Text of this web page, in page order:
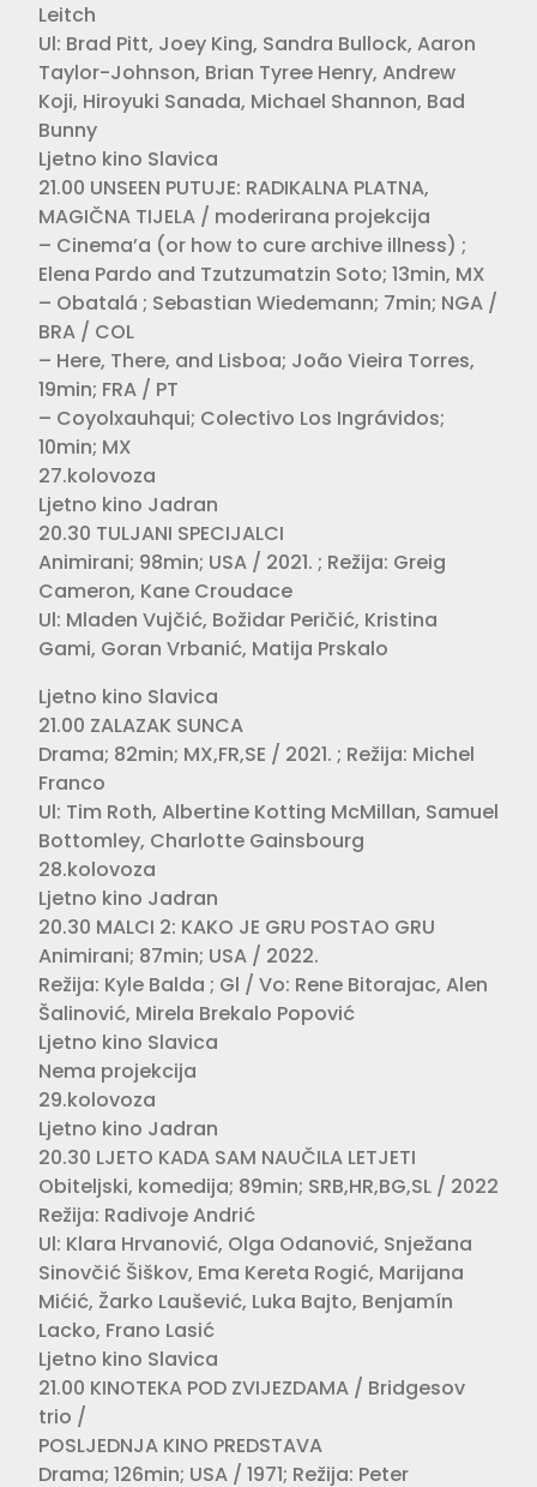
Leitch
Ul: Brad Pitt, Joey King, Sandra Bullock, Aaron
Taylor-Johnson, Brian Tyree Henry, Andrew
Koji, Hiroyuki Sanada, Michael Shannon, Bad
Bunny
Ljetno kino Slavica
21.00 UNSEEN PUTUJE: RADIKALNA PLATNA,
MAGIČNA TIJELA / moderirana projekcija
– Cinema’a (or how to cure archive illness) ;
Elena Pardo and Tzutzumatzin Soto; 13min, MX
– Obatalá ; Sebastian Wiedemann; 7min; NGA /
BRA / COL
– Here, There, and Lisboa; João Vieira Torres,
19min; FRA / PT
– Coyolxauhqui; Colectivo Los Ingrávidos;
10min; MX
27.kolovoza
Ljetno kino Jadran
20.30 TULJANI SPECIJALCI
Animirani; 98min; USA / 2021. ; Režija: Greig
Cameron, Kane Croudace
Ul: Mladen Vujčić, Božidar Peričić, Kristina
Gami, Goran Vrbanić, Matija Prskalo
Ljetno kino Slavica
21.00 ZALAZAK SUNCA
Drama; 82min; MX,FR,SE / 2021. ; Režija: Michel
Franco
Ul: Tim Roth, Albertine Kotting McMillan, Samuel
Bottomley, Charlotte Gainsbourg
28.kolovoza
Ljetno kino Jadran
20.30 MALCI 2: KAKO JE GRU POSTAO GRU
Animirani; 87min; USA / 2022.
Režija: Kyle Balda ; Gl / Vo: Rene Bitorajac, Alen
Šalinović, Mirela Brekalo Popović
Ljetno kino Slavica
Nema projekcija
29.kolovoza
Ljetno kino Jadran
20.30 LJETO KADA SAM NAUČILA LETJETI
Obiteljski, komedija; 89min; SRB,HR,BG,SL / 2022
Režija: Radivoje Andrić
Ul: Klara Hrvanović, Olga Odanović, Snježana
Sinovčić Šiškov, Ema Kereta Rogić, Marijana
Mićić, Žarko Laušević, Luka Bajto, Benjamín
Lacko, Frano Lasić
Ljetno kino Slavica
21.00 KINOTEKA POD ZVIJEZDAMA / Bridgesov
trio /
POSLJEDNJA KINO PREDSTAVA
Drama; 126min; USA / 1971; Režija: Peter